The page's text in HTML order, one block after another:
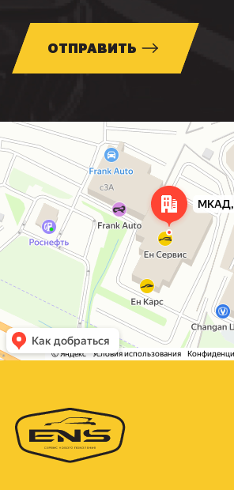
ОТПРАВИТЬ
Москва
МКАД, 85-й километр, вл3с1 — Яндекс Карты